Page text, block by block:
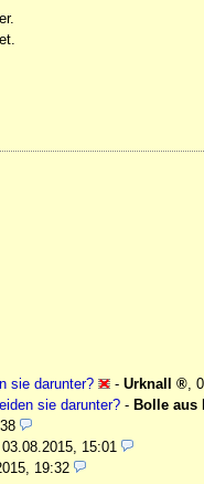
sie darunter?
- Urknall
sie darunter? - Bolle aus
03.08.2015, 15:01
19:32